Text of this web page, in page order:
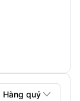
Hàng quý 